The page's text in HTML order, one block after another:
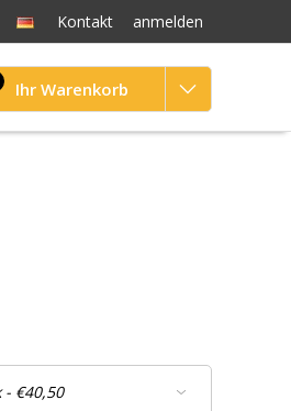
Kontakt anmelden
Ihr Warenkorb